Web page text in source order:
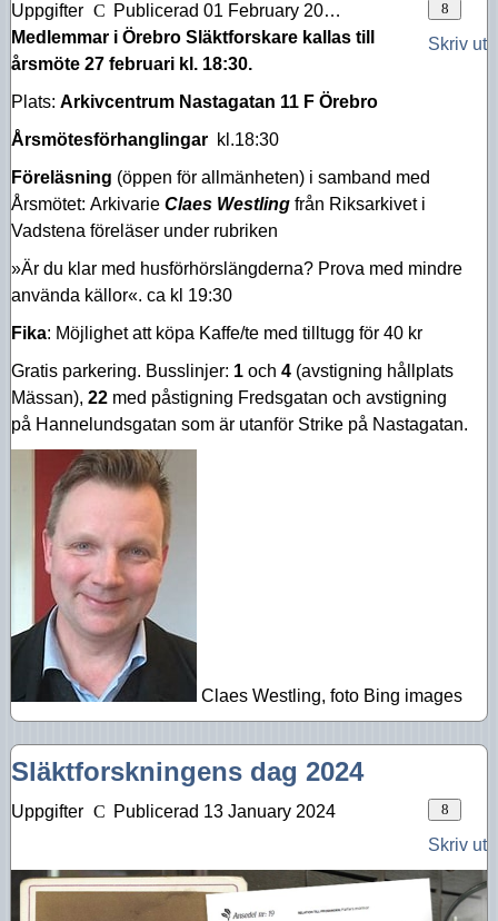
Skriv ut
Uppgifter
Publicerad 01 February 2024
Medlemmar i Örebro Släktforskare kallas till
årsmöte 27 februari kl. 18:30.
Plats: Arkivcentrum Nastagatan 11 F Örebro
Årsmötesförhanglingar kl.18:30
Föreläsning (öppen för allmänheten) i samband med
Årsmötet: Arkivarie Claes Westling från Riksarkivet i
Vadstena föreläser under rubriken
»Är du klar med husförhörslängderna? Prova med mindre
använda källor«. ca kl 19:30
Fika: Möjlighet att köpa Kaffe/te med tilltugg för 40 kr
Gratis parkering. Busslinjer: 1 och 4 (avstigning hållplats
Mässan), 22 med påstigning Fredsgatan och avstigning
på Hannelundsgatan som är utanför Strike på Nastagatan.
Claes Westling, foto Bing images
Släktforskningens dag 2024
Skriv ut
Uppgifter Publicerad 13 January 2024